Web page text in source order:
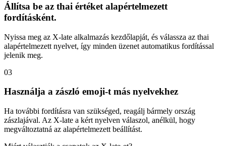
Állítsa be az thai értéket alapértelmezett
fordításként.
Nyissa meg az X-late alkalmazás kezdőlapját, és válassza az thai
alapértelmezett nyelvet, így minden üzenet automatikus fordítással
jelenik meg.
03
Használja a zászló emoji-t más nyelvekhez
Ha további fordításra van szükséged, reagálj bármely ország
zászlajával. Az X-late a kért nyelven válaszol, anélkül, hogy
megváltoztatná az alapértelmezett beállítást.